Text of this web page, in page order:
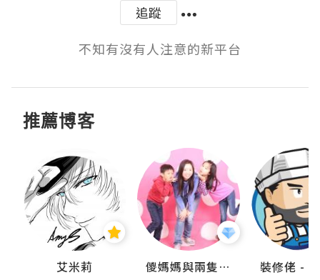
追蹤
不知有沒有人注意的新平台
推薦博客
艾米莉 儍媽媽與兩隻小魔怪之家